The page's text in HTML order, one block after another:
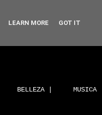
BELLEZA | MUSICA
LEARN MORE GOT IT